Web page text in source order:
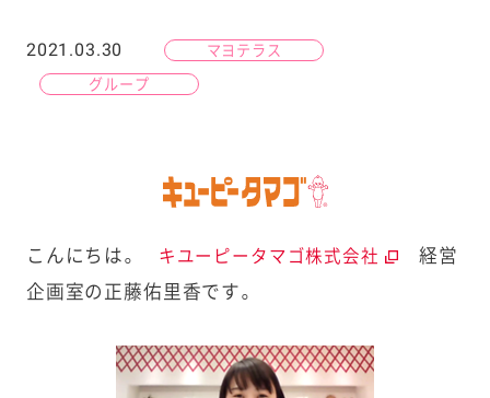
2021.03.30 マヨテラス
グループ
こんにちは。 キユーピータマゴ株式会社
経営
企画室の正藤佑里香です。